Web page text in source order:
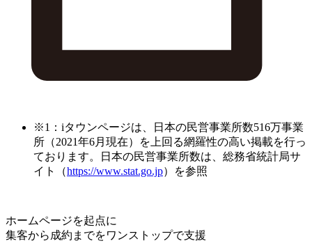
※1：iタウンページは、日本の民営事業所数516万事業
所（2021年6月現在）を上回る網羅性の高い掲載を行っ
ております。日本の民営事業所数は、総務省統計局サ
イト（https://www.stat.go.jp）を参照
ホームページを起点に
集客から成約までをワンストップで支援